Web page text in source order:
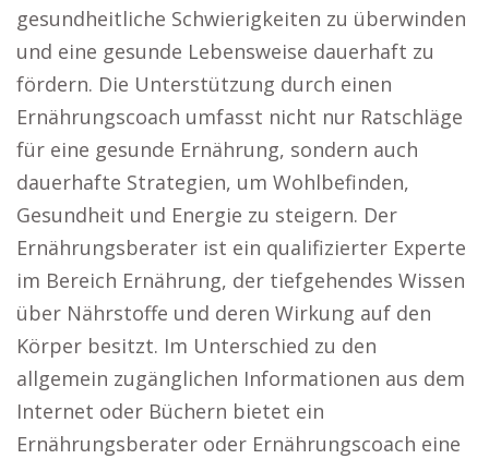
gesundheitliche Schwierigkeiten zu überwinden
und eine gesunde Lebensweise dauerhaft zu
fördern. Die Unterstützung durch einen
Ernährungscoach umfasst nicht nur Ratschläge
für eine gesunde Ernährung, sondern auch
dauerhafte Strategien, um Wohlbefinden,
Gesundheit und Energie zu steigern. Der
Ernährungsberater ist ein qualifizierter Experte
im Bereich Ernährung, der tiefgehendes Wissen
über Nährstoffe und deren Wirkung auf den
Körper besitzt. Im Unterschied zu den
allgemein zugänglichen Informationen aus dem
Internet oder Büchern bietet ein
Ernährungsberater oder Ernährungscoach eine